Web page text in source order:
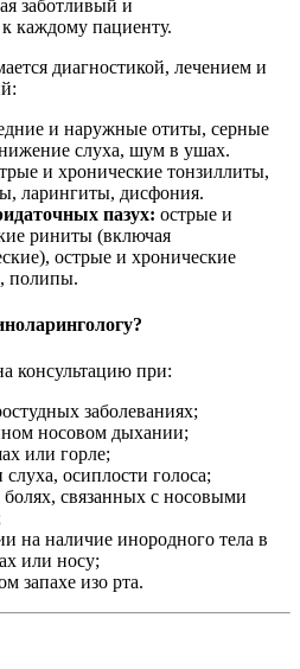
заботливый и
каждому пациенту.
диагностикой, лечением и
и наружные отиты, серные
слуха, шум в ушах.
и хронические тонзиллиты,
ларингиты, дисфония.
пазух: острые и
риниты (включая
острые и хронические
полипы.
консультацию при:
заболеваниях;
носовом дыхании;
или горле;
осиплости голоса;
связанных с носовыми
на наличие инородного тела в
или носу;
запахе изо рта.